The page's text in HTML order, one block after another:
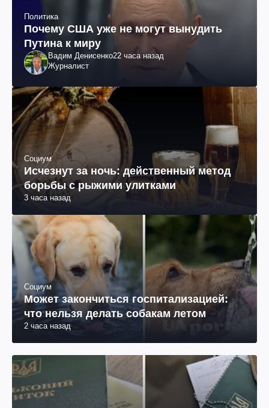
Политика
Почему США уже не могут вынудить
Путина к миру
Вадим Денисенко22 часа назад
Журналист
Социум
Исчезнут за ночь: действенный метод
борьбы с рыжими улитками
3 часа назад
Социум
Может закончиться госпитализацией:
что нельзя делать собакам летом
2 часа назад